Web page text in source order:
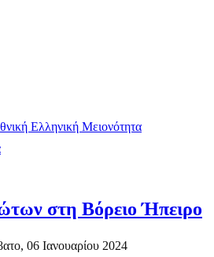
Ελληνική Μειονότητα
στη Βόρειο Ήπειρο
06 Ιανουαρίου 2024